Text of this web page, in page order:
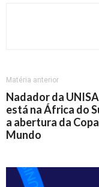
Matéria anterior
Nadador da
está na África do
a abertura da
Mundo